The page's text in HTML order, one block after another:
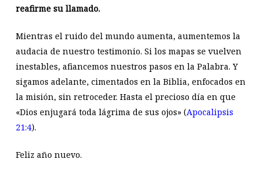
reafirme su llamado.
Mientras el ruido del mundo aumenta, aumentemos la
audacia de nuestro testimonio. Si los mapas se vuelven
inestables, afiancemos nuestros pasos en la Palabra. Y
sigamos adelante, cimentados en la Biblia, enfocados en
la misión, sin retroceder. Hasta el precioso día en que
«Dios enjugará toda lágrima de sus ojos» (Apocalipsis
21:4).
Feliz año nuevo.